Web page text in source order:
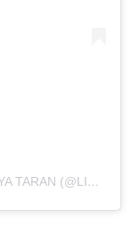
A POST SHARED BY ЛІДІЯ ТАРАН LIDIYA TARAN (@LIDIYATARAN)